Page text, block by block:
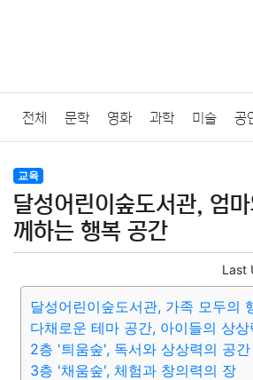
전체 문학 영화 과학 미술 공
법률
질병 가요 방송 일상 주식 암
미용
요리 상품리뷰 원예 금융 게임
대출 자동차 취미 여행 맛집
교육
달성어린이숲도서관, 엄
께하는 행복 공간
Last
달성어린이숲도서관, 가족 모두의
다채로운 테마 공간, 아이들의 상상
2층 '틔움숲', 독서와 상상력의 공간
3층 '채움숲', 체험과 창의력의 장